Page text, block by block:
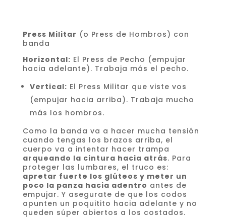
Press Militar (o Press de Hombros) con
banda
Horizontal: El Press de Pecho (empujar
hacia adelante). Trabaja más el pecho.
Vertical: El Press Militar que viste vos
(empujar hacia arriba). Trabaja mucho
más los hombros.
Como la banda va a hacer mucha tensión
cuando tengas los brazos arriba, el
cuerpo va a intentar hacer trampa
arqueando la cintura hacia atrás. Para
proteger las lumbares, el truco es:
apretar fuerte los glúteos y meter un
poco la panza hacia adentro antes de
empujar. Y asegurate de que los codos
apunten un poquitito hacia adelante y no
queden súper abiertos a los costados.